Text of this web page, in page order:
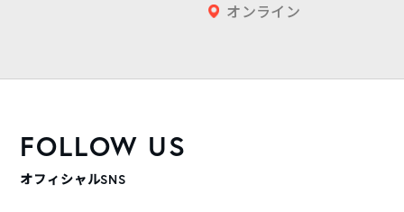
オンライン
FOLLOW US
オフィシャルSNS